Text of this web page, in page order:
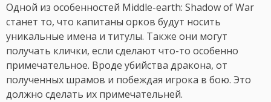
Одной из особенностей Middle-earth: Shadow of War
станет то, что капитаны орков будут носить
уникальные имена и титулы. Также они могут
получать клички, если сделают что-то особенно
примечательное. Вроде убийства дракона, от
полученных шрамов и побеждая игрока в бою. Это
должно сделать их примечательней.